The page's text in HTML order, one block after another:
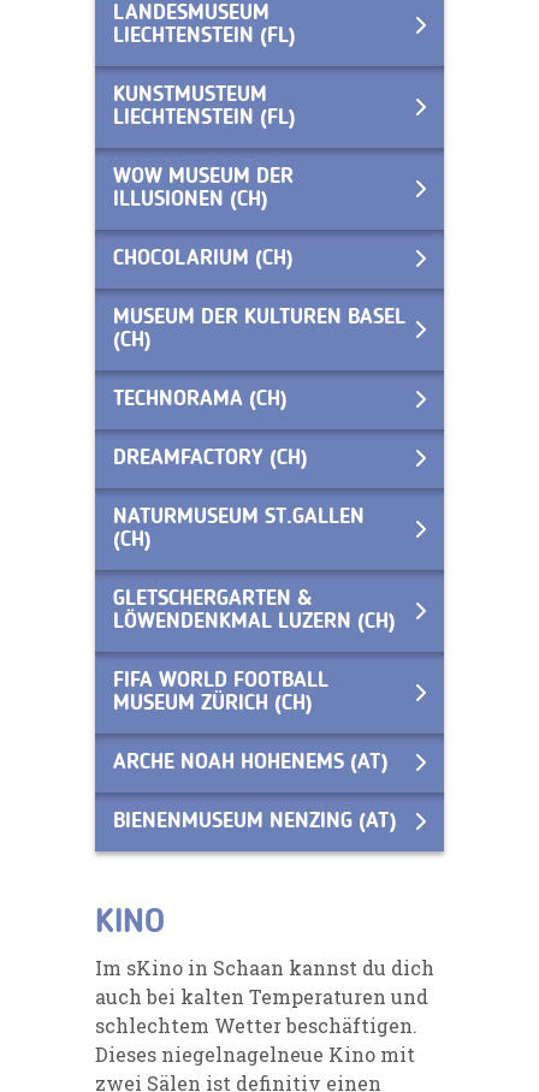
LANDESMUSEUM
LIECHTENSTEIN (FL)
KUNSTMUSTEUM
LIECHTENSTEIN (FL)
WOW MUSEUM DER
ILLUSIONEN (CH)
CHOCOLARIUM (CH)
MUSEUM DER KULTUREN BASEL
(CH)
TECHNORAMA (CH)
DREAMFACTORY (CH)
NATURMUSEUM ST.GALLEN
(CH)
GLETSCHERGARTEN &
LÖWENDENKMAL LUZERN (CH)
FIFA WORLD FOOTBALL
MUSEUM ZÜRICH (CH)
ARCHE NOAH HOHENEMS (AT)
BIENENMUSEUM NENZING (AT)
KINO
Im sKino in Schaan kannst du dich
auch bei kalten Temperaturen und
schlechtem Wetter beschäftigen.
Dieses niegelnagelneue Kino mit
zwei Sälen ist definitiv einen